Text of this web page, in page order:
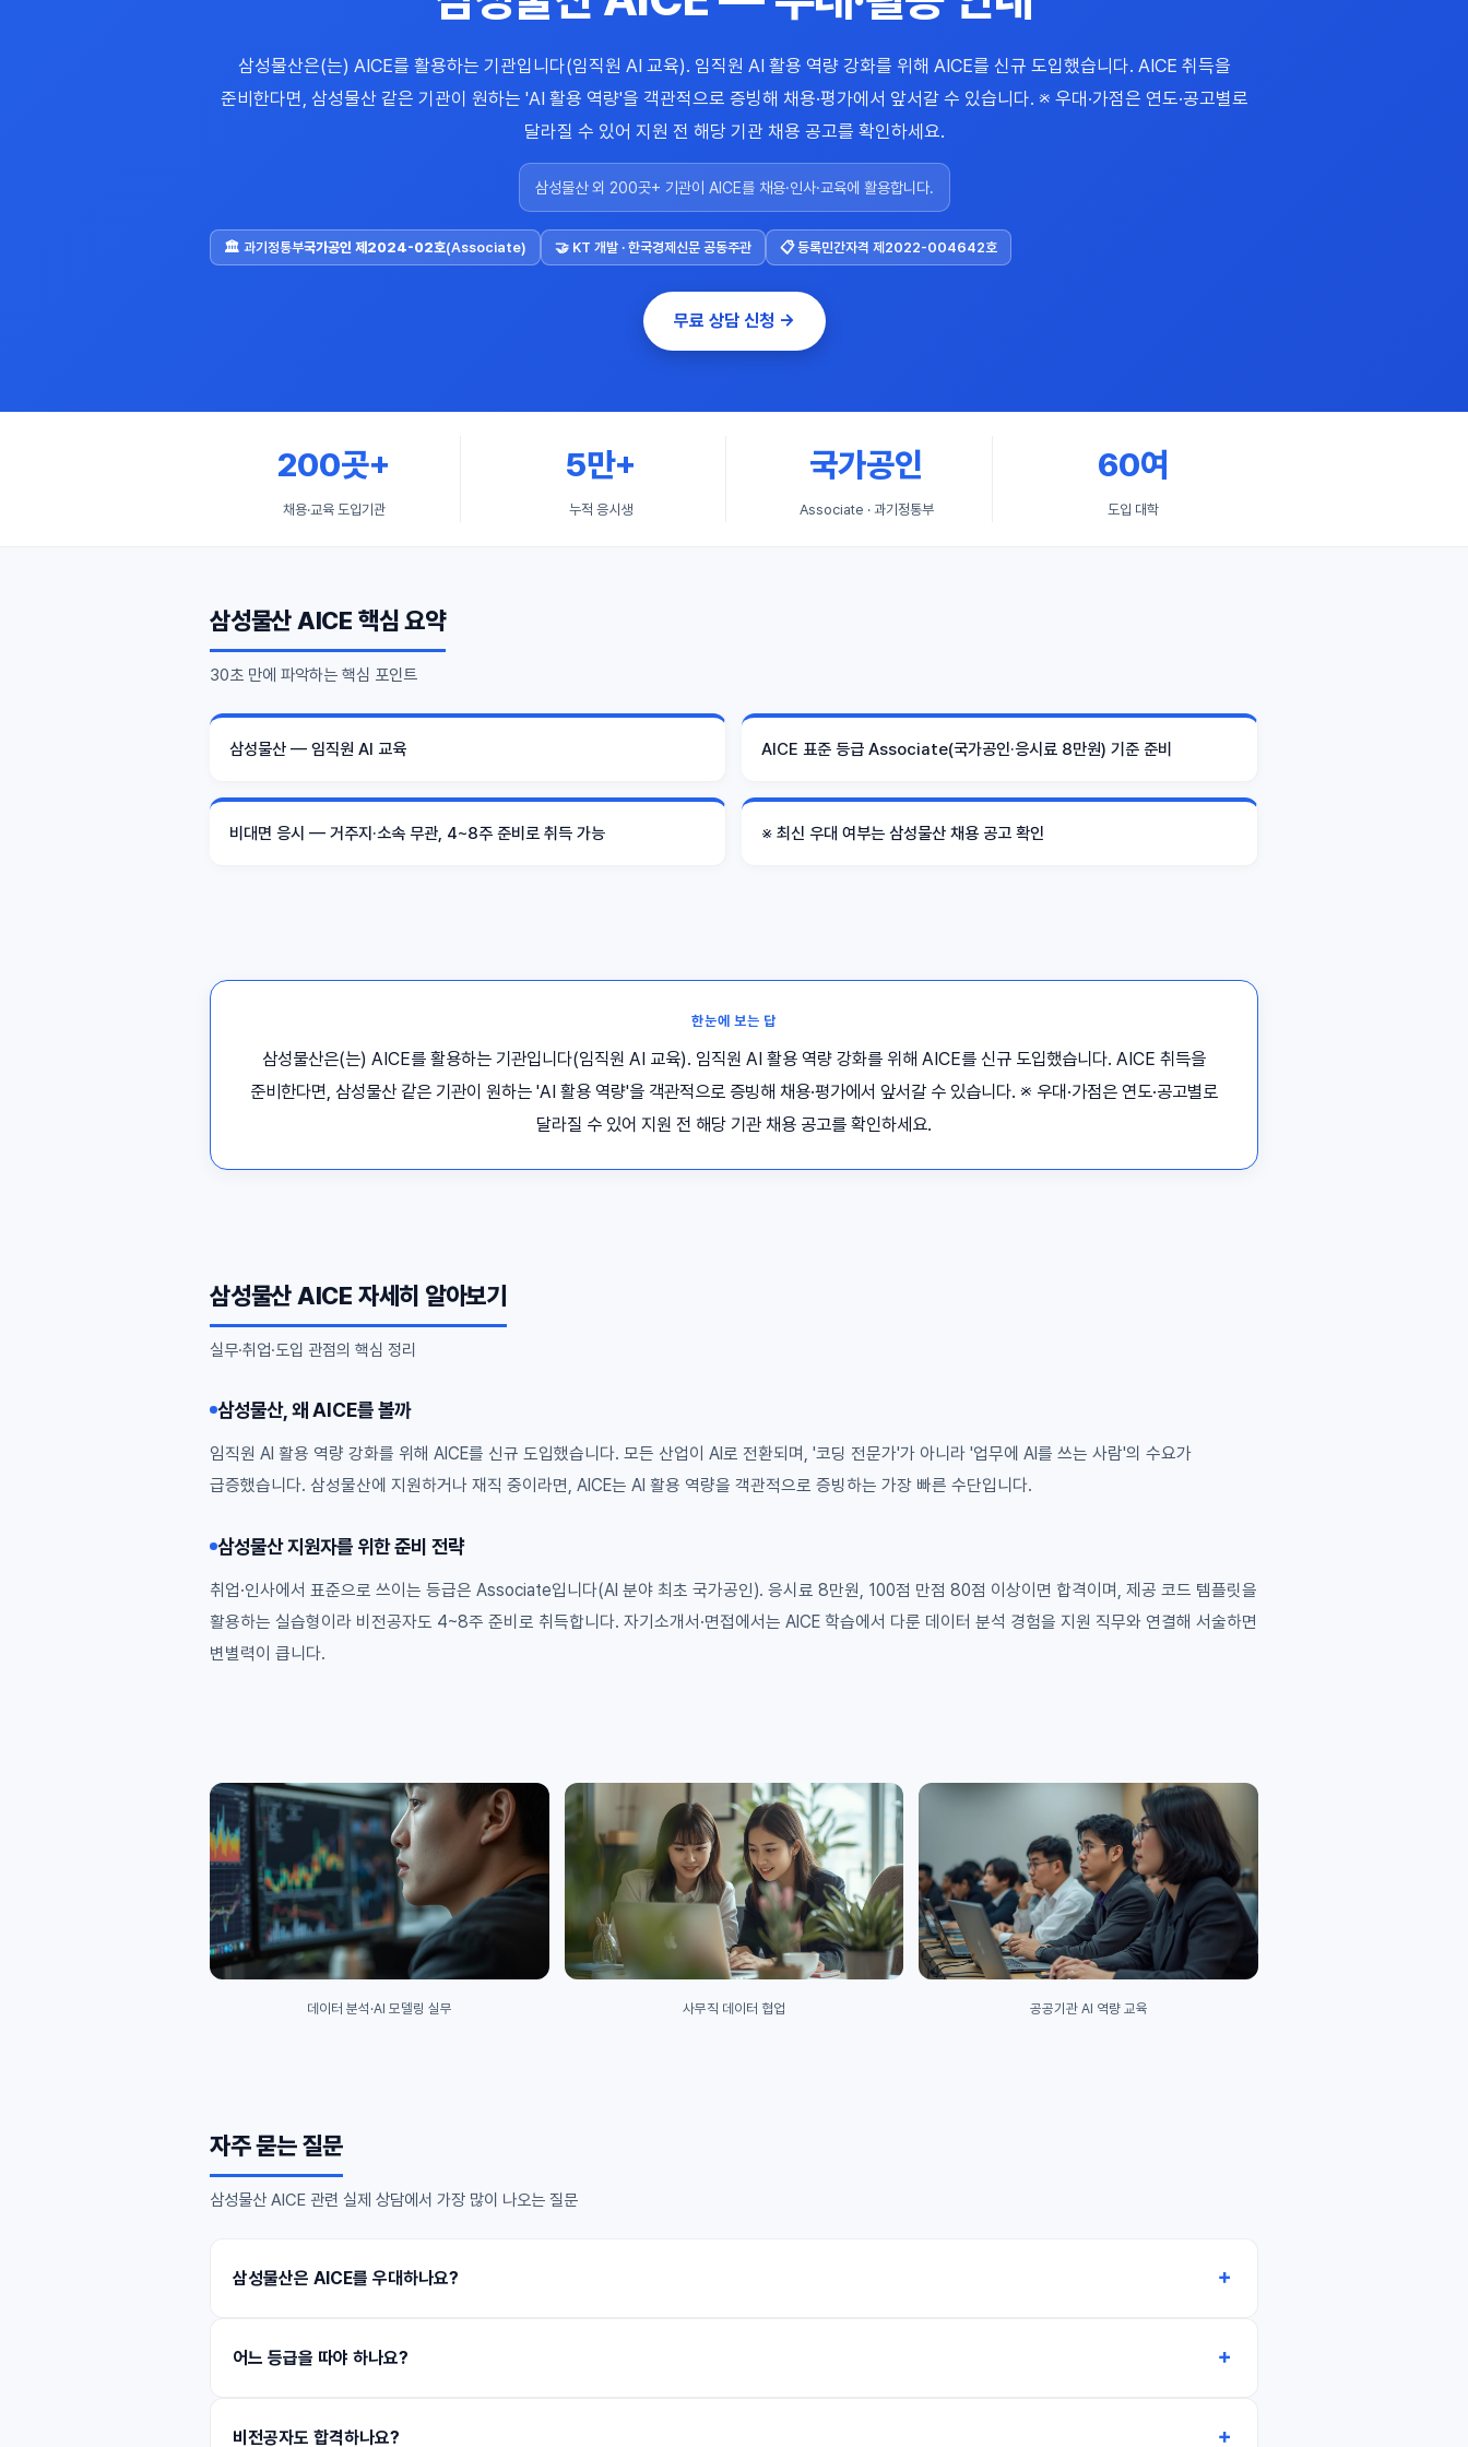
삼성물산은(는) AICE를 활용하는 기관입니다(임직원 AI 교육). 임직원 AI 활용 역량 강화를 위해 AICE를 신규 도입했습니다. AICE 취득을
준비한다면, 삼성물산 같은 기관이 원하는 'AI 활용 역량'을 객관적으로 증빙해 채용·평가에서 앞서갈 수 있습니다. ※ 우대·가점은 연도·공고별로
달라질 수 있어 지원 전 해당 기관 채용 공고를 확인하세요.
삼성물산 외 200곳+ 기관이 AICE를 채용·인사·교육에 활용합니다.
🏛 과기정통부국가공인 제2024-02호(Associate) 🤝 KT 개발 · 한국경제신문 공동주관 📋 등록민간자격 제2022-004642호
무료 상담 신청 →
200곳+
채용·교육 도입기관
5만+
누적 응시생
국가공인
Associate · 과기정통부
60여
도입 대학
삼성물산 AICE 핵심 요약
30초 만에 파악하는 핵심 포인트
삼성물산 — 임직원 AI 교육 AICE 표준 등급 Associate(국가공인·응시료 8만원) 기준 준비
비대면 응시 — 거주지·소속 무관, 4~8주 준비로 취득 가능 ※ 최신 우대 여부는 삼성물산 채용 공고 확인
한눈에 보는 답
삼성물산은(는) AICE를 활용하는 기관입니다(임직원 AI 교육). 임직원 AI 활용 역량 강화를 위해 AICE를 신규 도입했습니다. AICE 취득을
준비한다면, 삼성물산 같은 기관이 원하는 'AI 활용 역량'을 객관적으로 증빙해 채용·평가에서 앞서갈 수 있습니다. ※ 우대·가점은 연도·공고별로
달라질 수 있어 지원 전 해당 기관 채용 공고를 확인하세요.
삼성물산 AICE 자세히 알아보기
실무·취업·도입 관점의 핵심 정리
삼성물산, 왜 AICE를 볼까
임직원 AI 활용 역량 강화를 위해 AICE를 신규 도입했습니다. 모든 산업이 AI로 전환되며, '코딩 전문가'가 아니라 '업무에 AI를 쓰는 사람'의 수요가
급증했습니다. 삼성물산에 지원하거나 재직 중이라면, AICE는 AI 활용 역량을 객관적으로 증빙하는 가장 빠른 수단입니다.
삼성물산 지원자를 위한 준비 전략
취업·인사에서 표준으로 쓰이는 등급은 Associate입니다(AI 분야 최초 국가공인). 응시료 8만원, 100점 만점 80점 이상이면 합격이며, 제공 코드 템플릿을
활용하는 실습형이라 비전공자도 4~8주 준비로 취득합니다. 자기소개서·면접에서는 AICE 학습에서 다룬 데이터 분석 경험을 지원 직무와 연결해 서술하면
변별력이 큽니다.
데이터 분석·AI 모델링 실무 사무직 데이터 협업 공공기관 AI 역량 교육
자주 묻는 질문
삼성물산 AICE 관련 실제 상담에서 가장 많이 나오는 질문
삼성물산은 AICE를 우대하나요?
어느 등급을 따야 하나요?
비전공자도 합격하나요?